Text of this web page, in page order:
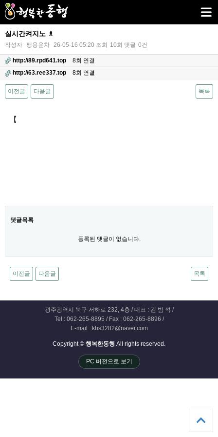
실시간켜지노 ♗
작성자 팽용윤차 26-05-16 05:20 조회 10회 댓글 0건
http://89.rpd641.top
8회 연결
http://63.ree337.top
8회 연결
이전글 다음글 목록
【
댓글목록
등록된 댓글이 없습니다.
이전글 다음글 목록
광주광역시 북구 서하로 232, 4층 / 대표 : 김 범 석 /
Tel : 062-265-8895 / Fax : 062-265-8896 /
E-mail : kbs3282@naver.com
Copyright © 행복한동행 All rights reserved.
PC 버전으로 보기